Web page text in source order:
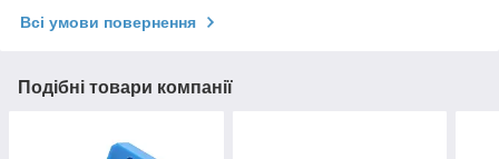
Всі умови повернення
Подібні товари компанії